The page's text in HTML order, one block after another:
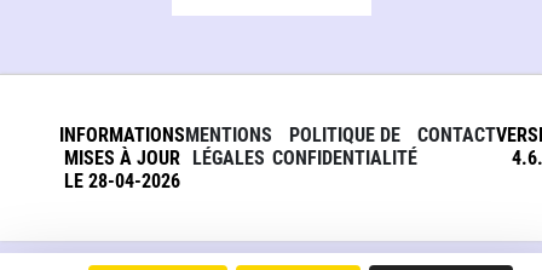
INFORMATIONS
MISES À JOUR
LE 28-04-2026
MENTIONS
LÉGALES
POLITIQUE DE
CONFIDENTIALITÉ
CONTACT